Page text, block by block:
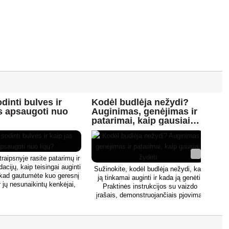
bulves ir
apsaugoti nuo
rasite patarimų ir
kaip teisingai auginti
gautumėte kuo geresnį
jų nesunaikintų kenkėjai,
Kodėl budlėja nežydi?
Auginimas, genėjimas ir
patarimai, kaip gausiai
žydėti
Sužinokite, kodėl budlėja nežydi, kaip
ją tinkamai auginti ir kada ją genėti.
Praktinės instrukcijos su vaizdo
įrašais, demonstruojančiais pjovimą.